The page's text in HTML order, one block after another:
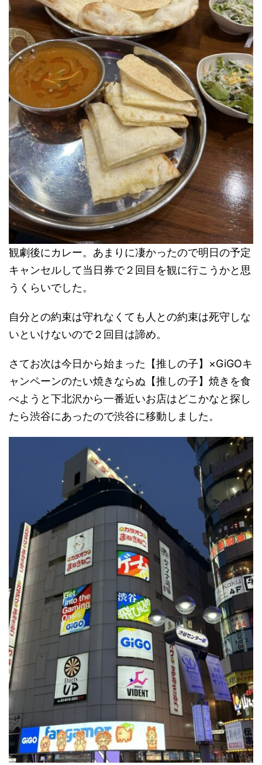
観劇後にカレー。あまりに凄かったので明日の予定
キャンセルして当日券で２回目を観に行こうかと思
うくらいでした。
自分との約束は守れなくても人との約束は死守しな
いといけないので２回目は諦め。
さてお次は今日から始まった【推しの子】×GiGOキ
ャンペーンのたい焼きならぬ【推しの子】焼きを食
べようと下北沢から一番近いお店はどこかなと探し
たら渋谷にあったので渋谷に移動しました。